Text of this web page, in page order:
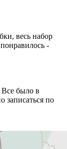
весь набор
-
было в
записаться по